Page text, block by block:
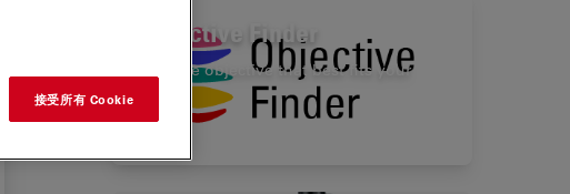
Objective Finder
Find the objective that best fits your
接受所有 Cookie